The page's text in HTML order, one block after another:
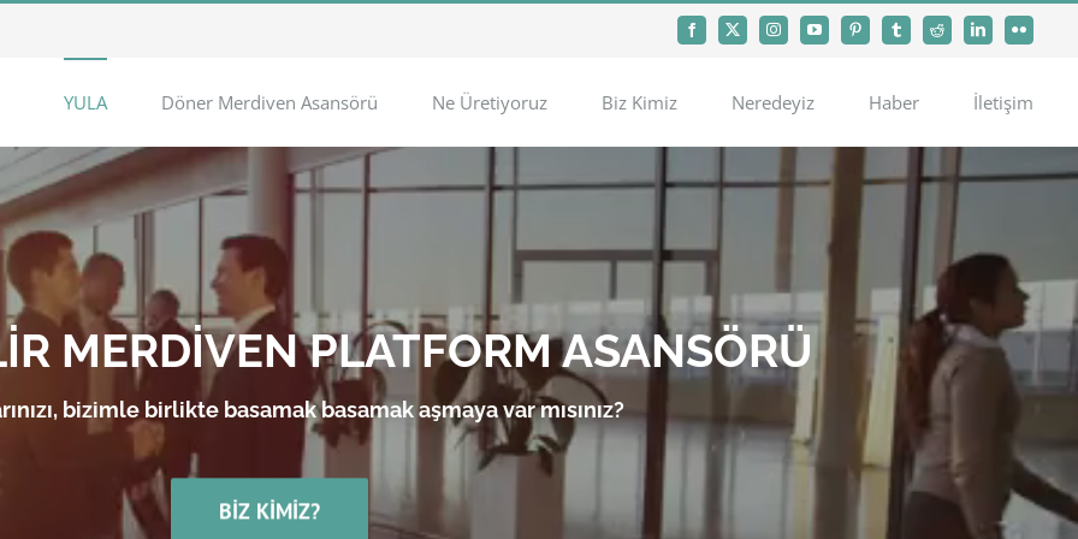
Facebook
X InstagramYouTubePinterestTumblrReddit LinkedInFlickr
YULA Döner Merdiven Asansörü Ne Üretiyoruz Biz Kimiz Neredeyiz Haber İletişim
MERDİVEN PLATFORM ASANSÖRÜ
bizimle birlikte basamak basamak aşmaya var mısınız?
BIZ KIMIZ?